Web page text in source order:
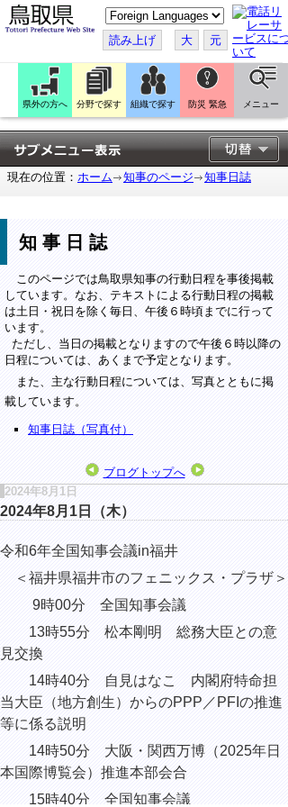
こ
の
ペ
ー
ジ
翻
訳
す
る
読み上げ 大 元
県外の方へ 分野で探す 組織で探す 防災 緊急 メニュー
現在の位置： ホーム 知事のページ 知事日誌
知事日誌
このページでは鳥取県知事の行動日程を事後掲載
しています。なお、テキストによる行動日程の掲載
は土日・祝日を除く毎日、午後６時頃までに行って
います。
ただし、当日の掲載となりますので午後６時以降の
日程については、あくまで予定となります。
また、主な行動日程については、写真とともに掲
載しています。
知事日誌（写真付）
ブログトップへ
2024年8月1日
2024年8月1日（木）
令和6年全国知事会議in福井
＜福井県福井市のフェニックス・プラザ＞
9時00分 全国知事会議
13時55分 松本剛明 総務大臣との意
見交換
14時40分 自見はなこ 内閣府特命担
当大臣（地方創生）からのPPP／PFIの推進
等に係る説明
14時50分 大阪・関西万博（2025年日
本国際博覧会）推進本部会合
15時40分 全国知事会議